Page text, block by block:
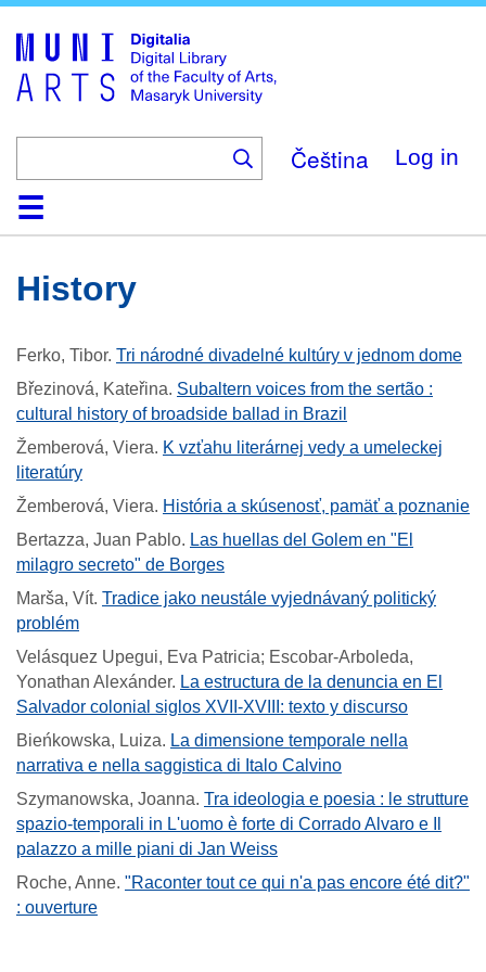
main
content
Čeština Log in
HomeCollections
Browse
Search
About
HelpContactDigitalia
History
Ferko, Tibor. Tri národné divadelné kultúry v jednom dome
Březinová, Kateřina. Subaltern voices from the sertão :
cultural history of broadside ballad in Brazil
Žemberová, Viera. K vzťahu literárnej vedy a umeleckej
literatúry
Žemberová, Viera. História a skúsenosť, pamäť a poznanie
Bertazza, Juan Pablo. Las huellas del Golem en "El
milagro secreto" de Borges
Marša, Vít. Tradice jako neustále vyjednávaný politický
problém
Velásquez Upegui, Eva Patricia; Escobar-Arboleda,
Yonathan Alexánder. La estructura de la denuncia en El
Salvador colonial siglos XVII-XVIII: texto y discurso
Bieńkowska, Luiza. La dimensione temporale nella
narrativa e nella saggistica di Italo Calvino
Szymanowska, Joanna. Tra ideologia e poesia : le strutture
spazio-temporali in L'uomo è forte di Corrado Alvaro e Il
palazzo a mille piani di Jan Weiss
Roche, Anne. "Raconter tout ce qui n'a pas encore été dit?"
: ouverture